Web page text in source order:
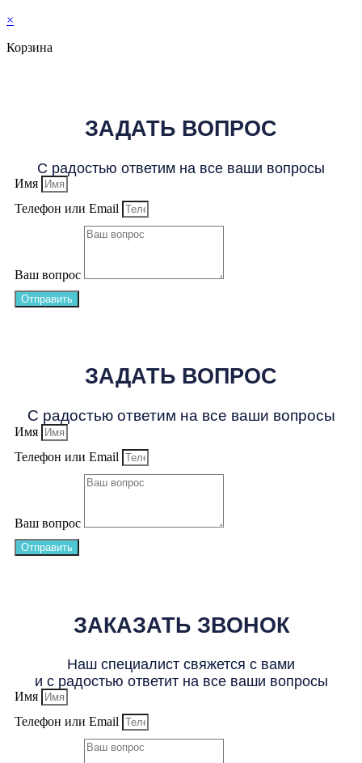
×
Корзина
ЗАДАТЬ ВОПРОС
С радостью ответим на все ваши вопросы
Имя
Телефон или Email
Ваш вопрос
Отправить
ЗАДАТЬ ВОПРОС
С радостью ответим на все ваши вопросы
Имя
Телефон или Email
Ваш вопрос
Отправить
ЗАКАЗАТЬ ЗВОНОК
Наш специалист свяжется с вами
и с радостью ответит на все ваши вопросы
Имя
Телефон или Email